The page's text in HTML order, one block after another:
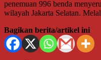
penemuan 996 benda
wilayah Jakarta Selatan.
Bagikan berita/artikel ini